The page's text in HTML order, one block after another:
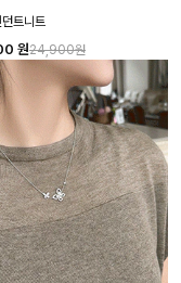
트니트
원24,900원